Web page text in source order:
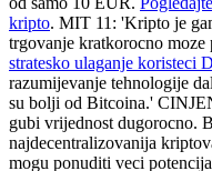
kripto. MIT 11: 'Kripto je
trgovanje kratkorocno
stratesko ulaganje koristeci
razumijevanje tehnologije
su bolji od Bitcoina.'
gubi vrijednost dugorocno.
najdecentralizovanija
mogu ponuditi veci